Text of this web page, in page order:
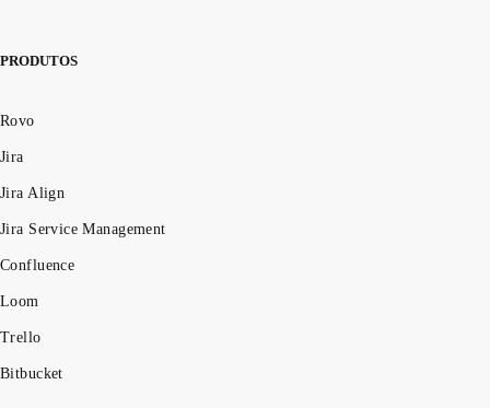
PRODUTOS
Rovo
Jira
Jira Align
Jira Service Management
Confluence
Loom
Trello
Bitbucket